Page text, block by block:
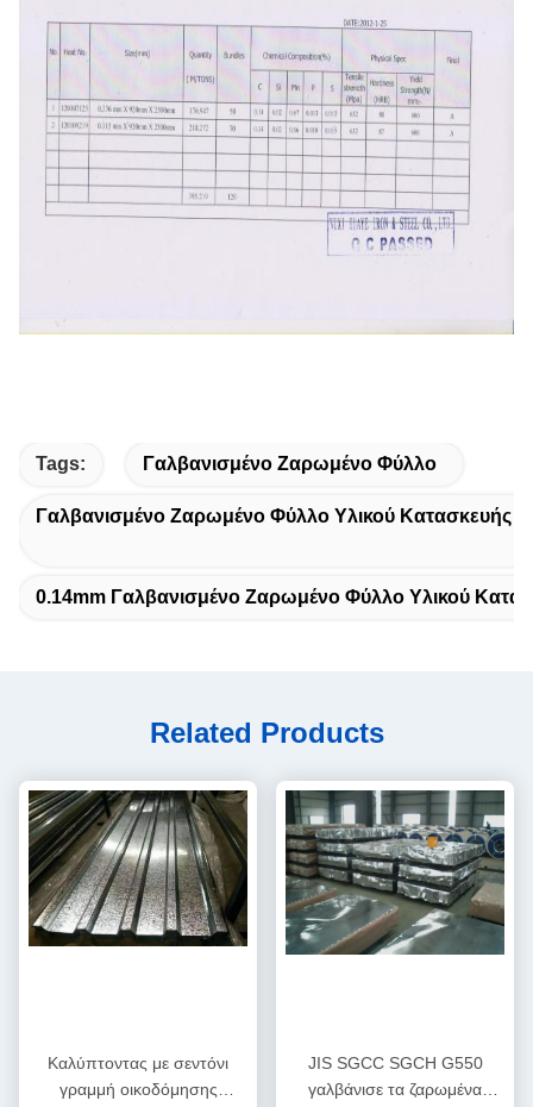
Tags: Γαλβανισμένο Ζαρωμένο Φύλλο
Γαλβανισμένο Ζαρωμένο Φύλλο Υλικού Κατασκευής
0.14mm Γαλβανισμένο Ζαρωμένο Φύλλο Υλικού
Related Products
Καλύπτοντας με σεντόνι
γραμμή οικοδόμησης
JIS SGCC SGCH G550
γαλβάνισε τα ζαρωμένα